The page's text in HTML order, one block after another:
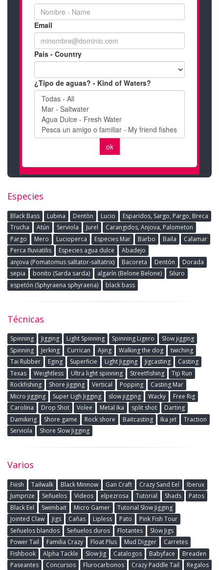
Especies
Black Bass Lubina Dentòn Lucio
Esparidos, Sargo, Pargo, Breca
Trucha
Atún Serviola Jurel
Carangidos, Anjova, Palometon
Pargo
Mero Lucioperca Especies Mar Barbo Baila
Calamar
Perca fluviatilis
Especies agua dulce
Abadejo
anjova (Pomatomus saltator-saltatrix)
Bacoreta Dentón
Dorada
sepia
bonito (Sarda sarda) algarín (Belone Belone)
Siluro
espetón (Sphyraena sphyraena)
black bass
Técnicas
Spinning Jigging Light Spinning Spinning Ligero
Slow jigging
Spinning
Jerking Currican Ajing Walking the dog
twiching
Tai Rubber
Eging Superficie Light Jigging Jigcasting
Casting
Texas
Weightless Ultra light spinning Streetfishing
Tip Run
Rockfishing
Shore jigging Vertical Popping
Casting Mar
Micro jigging
Super Ligh Jigging slow jigging Wacky
Free Rig
Carolina
Drop Shot Volee Metal Ika split shot
Darting
Damikirig
Shore game Rock shore Baitcasting Ika jet
Traction
Serviola
Shore Slow Jigging
Varios
Fiiish Tailwalk Black Minnow Gan Craft Crazy Sand Eel
Iberux
Jumprize
Señuelos Videos elpezrosa Tutorial Shads
Patos
Black Eel
Swimbait Micro Gamer
Tutorial Slow Jigging
Jointed Claw
Jigs Cañas Lipless Pato
Pink Fish Tour
Señuelos blandos
Señuelos duros Flotantes
Slow Jigs
Power Tail
Familia Crazy Float Plus Mud Digger
Carretes
Fishbook
Alpha Tackle Slow Jig Catalogos Babyface
Breaden
Paseantes
Concursos Flurocarbonos Crazy Paddle Tail
Regalos